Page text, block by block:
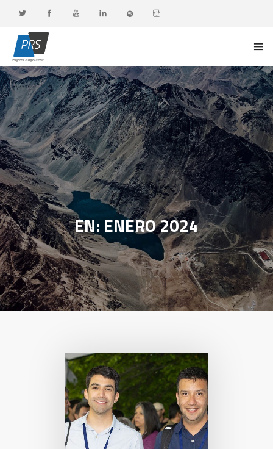
PORTADA
LÍNEAS DE INVESTIGACIÓN
OBSERVATORIO G-DATA
DOCENCIA Y FORMACIÓN CONTINUA
DIFUSIÓN Y VALORACIÓN CIUDADANA
EN: ENERO 2024